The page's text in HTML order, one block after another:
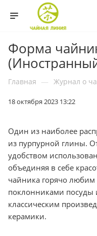
Форма
Главная — Журнал о
18 октября 2023 13:22
Один из наиболее
из пурпурной глины.
удобством
объединяя в себе
чайника горячо
поклонниками посуды
классическим
керамики.